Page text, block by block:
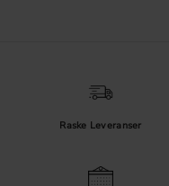
Kontroller møbelets
Behold gjerne
Raske Leveranser